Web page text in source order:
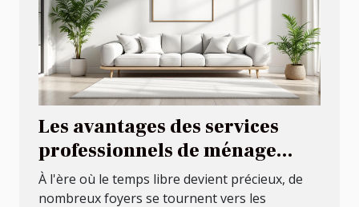
Les avantages des services
professionnels de ménage
chez soi
À l'ère où le temps libre devient précieux, de
nombreux foyers se tournent vers les